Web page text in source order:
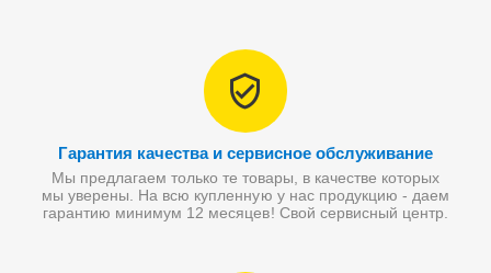
Гарантия качества и сервисное обслуживание
Мы предлагаем только те товары, в качестве которых
мы уверены. На всю купленную у нас продукцию - даем
гарантию минимум 12 месяцев! Свой сервисный центр.